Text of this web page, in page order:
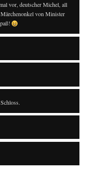
vor, deutscher Michel, all
von Minister